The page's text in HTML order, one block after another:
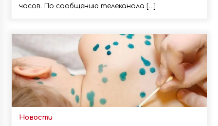
часов. По сообщению телеканала […]
Новости